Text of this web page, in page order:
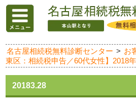
名古屋相続税無料診断センター > お
東区：相続税申告／60代女性】2018
20183.28